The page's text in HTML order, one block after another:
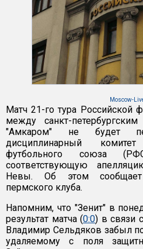
Moscow-
Матч 21-го тура Российской
между санкт-
"Амкаром" не будет
дисциплинарный
футбольного союза
соответствующую
Невы. Об этом
пермского клуба.
Напомним, что "Зенит" в
результат матча (0:0) в связи
Владимир Сельдяков забыл
удаляемому с поля